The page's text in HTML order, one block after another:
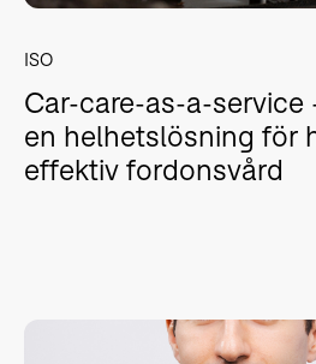
ISO
Car-care-as-a-service
en helhetslösning för
effektiv fordonsvård